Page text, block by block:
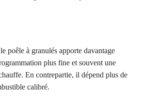
poêle à granulés apporte davantage
plus fine et souvent une
En contrepartie, il dépend plus de
calibré.